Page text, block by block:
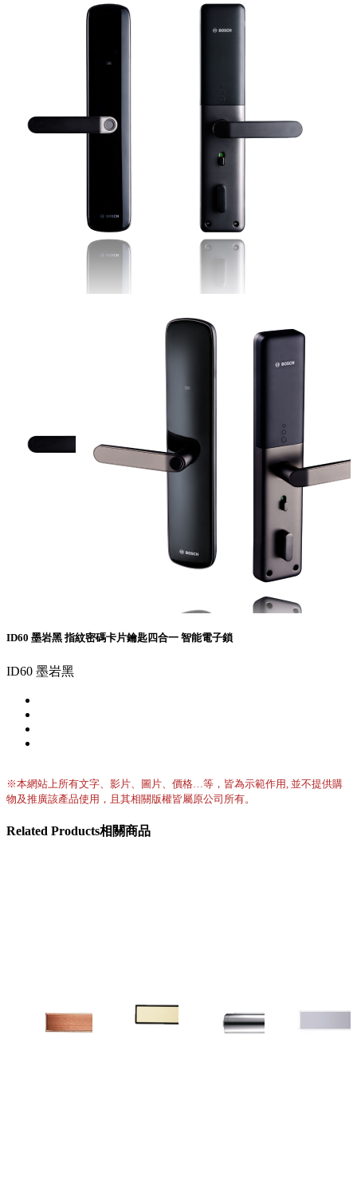
ID60 墨岩黑 指紋密碼卡片鑰匙四合一 智能電子鎖
ID60 墨岩黑
※本網站上所有文字、影片、圖片、價格…等，皆為示範作用, 並不提供購
物及推廣該產品使用，且其相關版權皆屬原公司所有。
Related Products相關商品